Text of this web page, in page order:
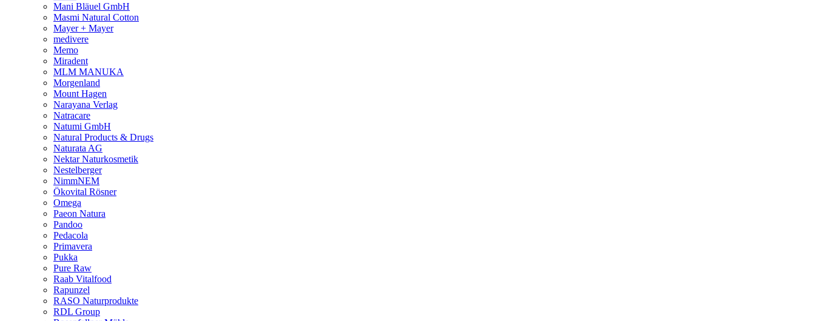
Mani Bläuel GmbH
Masmi Natural Cotton
Mayer + Mayer
medivere
Memo
Miradent
MLM MANUKA
Morgenland
Mount Hagen
Narayana Verlag
Natracare
Natumi GmbH
Natural Products & Drugs
Naturata AG
Nektar Naturkosmetik
Nestelberger
NimmNEM
Ökovital Rösner
Omega
Paeon Natura
Pandoo
Pedacola
Primavera
Pukka
Pure Raw
Raab Vitalfood
Rapunzel
RASO Naturprodukte
RDL Group